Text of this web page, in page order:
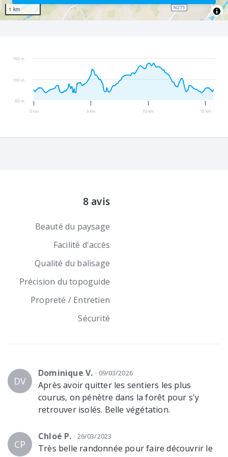
1 km
0 km 5 km 10 km 15 km
50 m
100 m
150 m
8 avis
Beauté du paysage
Facilité d'accès
Qualité du balisage
Précision du topoguide
Propreté / Entretien
Sécurité
DV
Dominique V. 09/03/2026
Après avoir quitter les sentiers les plus
courus, on pénètre dans la forêt pour s'y
retrouver isolés. Belle végétation.
CP
Chloé P. 26/03/2023
Très belle randonnée pour faire découvrir le